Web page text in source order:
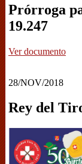
Prórroga
19.247
Ver documento
28/NOV/2018
Rey del